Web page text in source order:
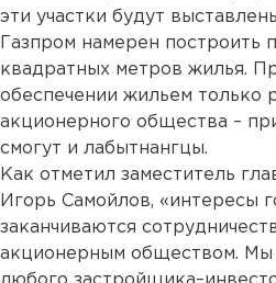
эти участки будут
Газпром намерен построить
квадратных метров жилья.
обеспечении жильем только
акционерного общества –
смогут и лабытнангцы.
Как отметил заместитель
Игорь Самойлов, «интересы
заканчиваются
акционерным обществом. Мы